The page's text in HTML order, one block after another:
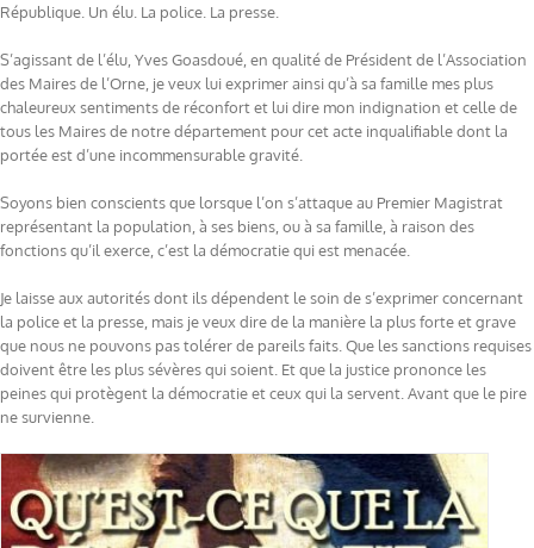
République. Un élu. La police. La presse.
S’agissant de l’élu, Yves Goasdoué, en qualité de Président de l’Association
des Maires de l’Orne, je veux lui exprimer ainsi qu’à sa famille mes plus
chaleureux sentiments de réconfort et lui dire mon indignation et celle de
tous les Maires de notre département pour cet acte inqualifiable dont la
portée est d’une incommensurable gravité.
Soyons bien conscients que lorsque l’on s’attaque au Premier Magistrat
représentant la population, à ses biens, ou à sa famille, à raison des
fonctions qu’il exerce, c’est la démocratie qui est menacée.
Je laisse aux autorités dont ils dépendent le soin de s’exprimer concernant
la police et la presse, mais je veux dire de la manière la plus forte et grave
que nous ne pouvons pas tolérer de pareils faits. Que les sanctions requises
doivent être les plus sévères qui soient. Et que la justice prononce les
peines qui protègent la démocratie et ceux qui la servent. Avant que le pire
ne survienne.